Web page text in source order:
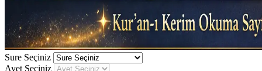
Sure Seçiniz
Ayet Seçiniz